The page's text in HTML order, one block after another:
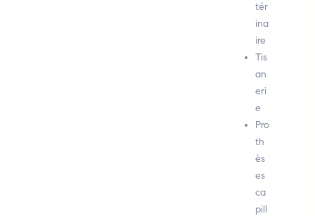
tér
ina
ire
Tis
an
eri
e
Pro
th
ès
es
ca
pill